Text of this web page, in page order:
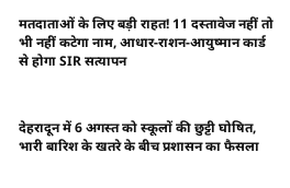
मतदाताओं के लिए बड़ी राहत! 11 दस्तावेज नहीं तो
भी नहीं कटेगा नाम, आधार-राशन-आयुष्मान कार्ड
से होगा SIR सत्यापन
देहरादून में 6 अगस्त को स्कूलों की छुट्टी घोषित,
भारी बारिश के खतरे के बीच प्रशासन का फैसला